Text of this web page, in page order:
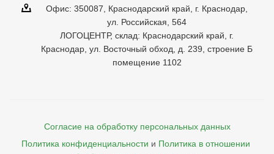
Офис: 350087, Краснодарский край, г. Краснодар,
ул. Российская, 564
ЛОГОЦЕНТР, склад: Краснодарский край, г.
Краснодар, ул. Восточный обход, д. 239, строение Б
помещение 1102
Согласие на обработку персональных данных
Политика конфиденциальности и Политика в отношении